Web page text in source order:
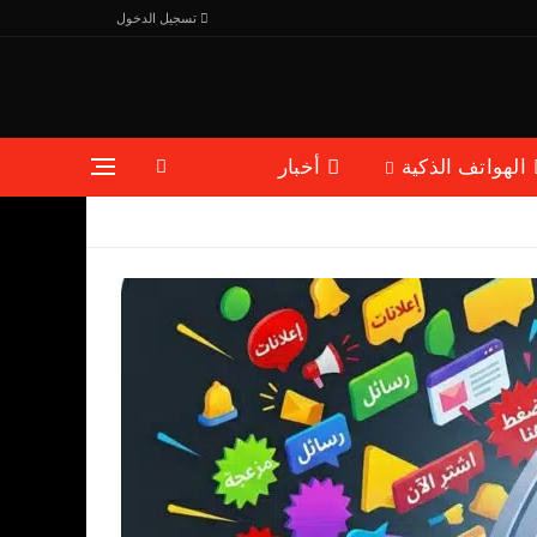
تسجيل الدخول
الهواتف الذكية أخبار